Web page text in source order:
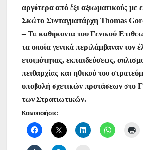
αργότερα από έξι αξιωματικούς με
Σκώτο Συνταγματάρχη Thomas
– Τα καθήκοντα του Γενικού
τα οποία γενικά περιλάμβαναν τον
ετοιμότητας, εκπαιδεύσεως,
πειθαρχίας και ηθικού του
υποβολή σχετικών προτάσεων στο
των Στρατιωτικών.
Κοινοποιήστε: